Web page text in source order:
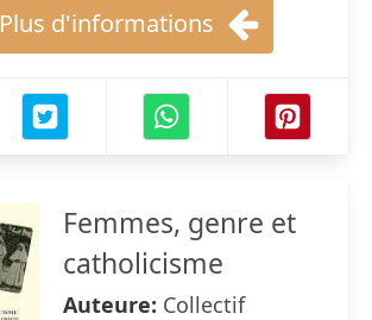
Plus d'informations
Femmes, genre et
catholicisme
Auteure: Collectif